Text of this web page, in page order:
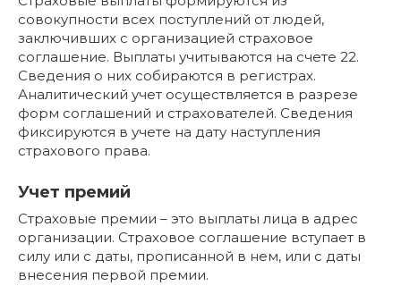
совокупности всех поступлений от людей,
заключивших с организацией страховое
соглашение. Выплаты учитываются на счете 22.
Сведения о них собираются в регистрах.
Аналитический учет осуществляется в разрезе
форм соглашений и страхователей. Сведения
фиксируются в учете на дату наступления
страхового права.
Учет премий
Страховые премии – это выплаты лица в адрес
организации. Страховое соглашение вступает в
силу или с даты, прописанной в нем, или с даты
внесения первой премии.